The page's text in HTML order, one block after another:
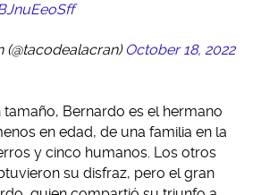
October 18, 2022
Bernardo es el hermano
en edad, de una familia en la
y cinco humanos. Los otros
su disfraz, pero el gran